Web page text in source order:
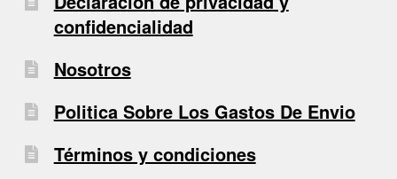
confidencialidad
Nosotros
Politica Sobre Los Gastos De Envio
Términos y condiciones